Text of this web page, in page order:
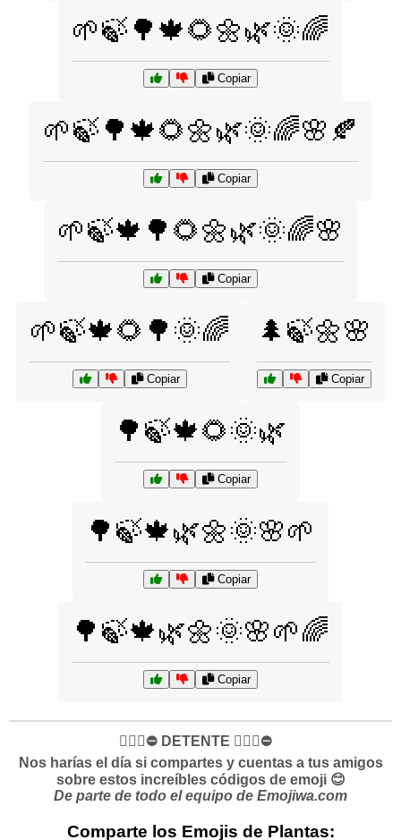
🌱🍃🌳🍁🌻🌼🌿🌞🌈
Copiar
🌱🍃🌳🍁🌻🌼🌿🌞🌈🌸🍂
Copiar
🌱🍃🍁🌳🌻🌼🌿🌞🌈🌸
Copiar
🌱🍃🍁🌻🌳🌞🌈
Copiar
🌲🍃🌼🌸
Copiar
🌳🍃🍁🌻🌞🌿
Copiar
🌳🍃🍁🌿🌼🌞🌸🌱
Copiar
🌳🍃🍁🌿🌼🌞🌸🌱🌈
Copiar
✋🏻🛑⛔️ DETENTE ✋🏻🛑⛔️
Nos harías el día si compartes y cuentas a tus amigos
sobre estos increíbles códigos de emoji 😊
De parte de todo el equipo de Emojiwa.com
Comparte los Emojis de Plantas: